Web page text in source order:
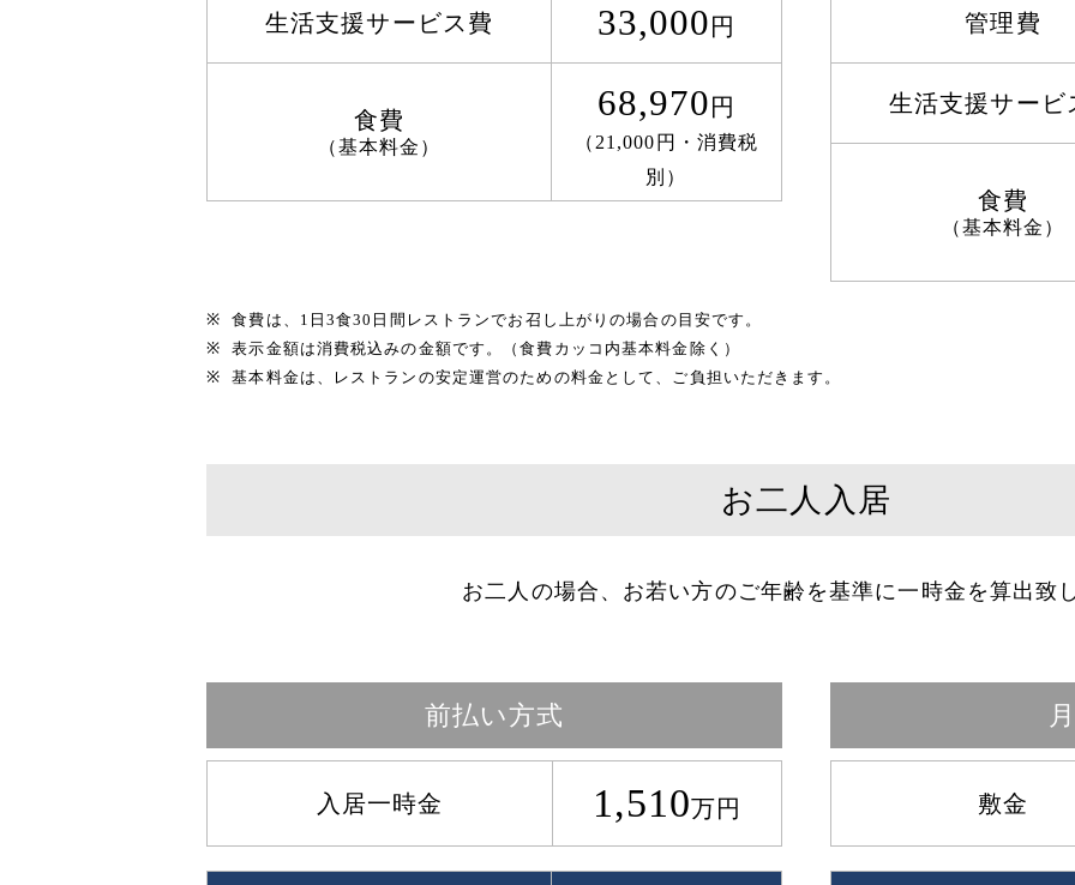
生活支援サービス費 33,000 円
食費
（基本料金）
68,970 円
（21,000円・消費税
別）
管理費
生活支援サービ
食費
（基本料金）
食費は、1日3食30日間レストランでお召し上がりの場合の目安です。
表示金額は消費税込みの金額です。（食費カッコ内基本料金除く）
基本料金は、レストランの安定運営のための料金として、ご負担いただきます。
お二人入居
お二人の場合、お若い方のご年齢を基準に一時金を算出致
前払い方式
入居一時金 1,510万円 敷金